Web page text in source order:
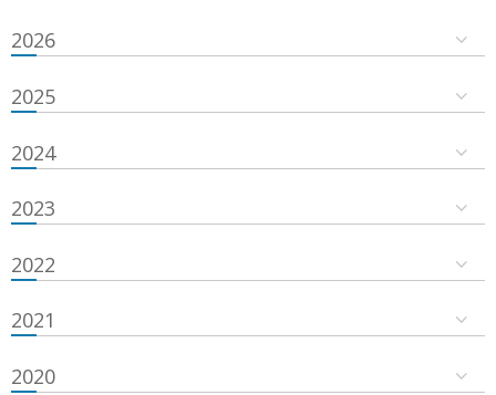
2026
2025
2024
2023
2022
2021
2020